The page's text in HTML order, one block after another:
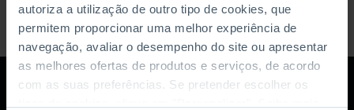
autoriza a utilização de outro tipo de cookies, que
permitem proporcionar uma melhor experiência de
navegação, avaliar o desempenho do site ou apresentar
as melhores ofertas de produtos e serviços, de acordo
com as suas preferências. Se pretender escolher os